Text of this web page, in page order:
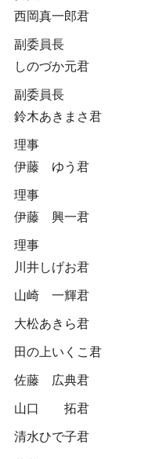
西岡真一郎君
副委員長
しのづか元君
副委員長
鈴木あきまさ君
理事
伊藤 ゆう君
理事
伊藤 興一君
理事
川井しげお君
山崎 一輝君
大松あきら君
田の上いくこ君
佐藤 広典君
山口 拓君
清水ひで子君